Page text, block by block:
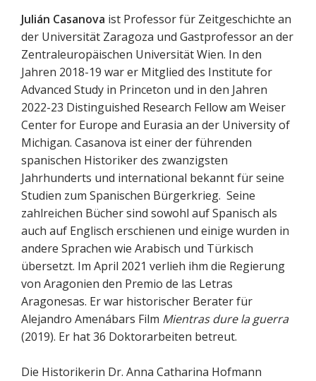
Julián Casanova ist Professor für Zeitgeschichte an
der Universität Zaragoza und Gastprofessor an der
Zentraleuropäischen Universität Wien. In den
Jahren 2018-19 war er Mitglied des Institute for
Advanced Study in Princeton und in den Jahren
2022-23 Distinguished Research Fellow am Weiser
Center for Europe and Eurasia an der University of
Michigan. Casanova ist einer der führenden
spanischen Historiker des zwanzigsten
Jahrhunderts und international bekannt für seine
Studien zum Spanischen Bürgerkrieg. Seine
zahlreichen Bücher sind sowohl auf Spanisch als
auch auf Englisch erschienen und einige wurden in
andere Sprachen wie Arabisch und Türkisch
übersetzt. Im April 2021 verlieh ihm die Regierung
von Aragonien den Premio de las Letras
Aragonesas. Er war historischer Berater für
Alejandro Amenábars Film Mientras dure la guerra
(2019). Er hat 36 Doktorarbeiten betreut.
Die Historikerin Dr. Anna Catharina Hofmann